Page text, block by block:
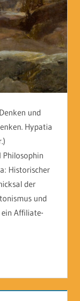
und
Hypatia
Historischer
der
und
Affiliate-